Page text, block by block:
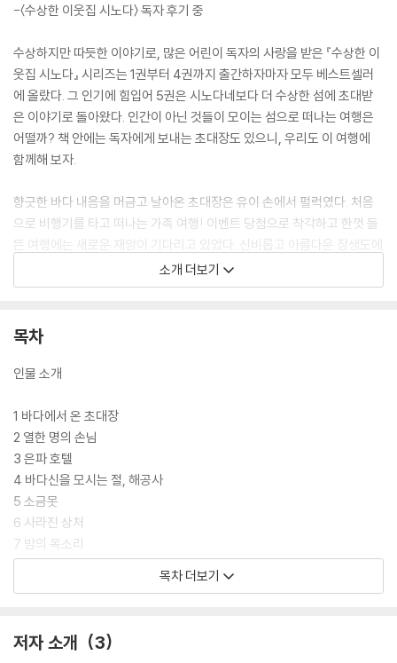
-〈수상한 이웃집 시노다〉 독자 후기 중
수상하지만 따듯한 이야기로, 많은 어린이 독자의 사랑을 받은 『수상한 이
웃집 시노다』 시리즈는 1권부터 4권까지 출간하자마자 모두 베스트셀러
에 올랐다. 그 인기에 힘입어 5권은 시노다네보다 더 수상한 섬에 초대받
은 이야기로 돌아왔다. 인간이 아닌 것들이 모이는 섬으로 떠나는 여행은
어떨까? 책 안에는 독자에게 보내는 초대장도 있으니, 우리도 이 여행에
함께해 보자.
향긋한 바다 내음을 머금고 날아온 초대장은 유이 손에서 펄럭였다. 처음
으로 비행기를 타고 떠나는 가족 여행! 이벤트 당첨으로 착각하고 한껏 들
뜬 여행에는 새로운 재앙이 기다리고 있었다. 신비롭고 아름다운 장생도에
서 펼쳐지는 인간이 아닌 것들의 이야기. 수상한 지배인과 물요괴가 말을
거는 섬에서 시노다 가족은 재앙을 뛰어넘을 수 있을까?
소개 더보기
목차
인물 소개
1 바다에서 온 초대장
2 열한 명의 손님
3 은파 호텔
4 바다신을 모시는 절, 해공사
5 소금못
6 사라진 상처
7 밤의 목소리
8 바다 동굴
12 폭풍 후에
목차 더보기
저자 소개 3